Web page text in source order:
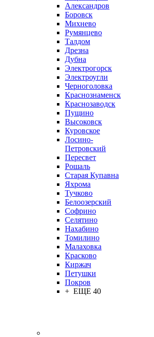
Александров
Боровск
Михнево
Румянцево
Талдом
Дрезна
Дубна
Электрогорск
Электроугли
Черноголовка
Краснознаменск
Краснозаводск
Пущино
Высоковск
Куровское
Лосино-
Петровский
Пересвет
Рошаль
Старая Купавна
Яхрома
Тучково
Белоозерский
Софрино
Селятино
Нахабино
Томилино
Малаховка
Красково
Киржач
Петушки
Покров
+ ЕЩЕ 40